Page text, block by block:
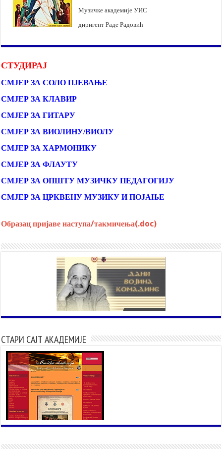
Музичке академије УИС
диригент Раде Радовић
СТУДИРАЈ
СМЈЕР ЗА СОЛО ПЈЕВАЊЕ
СМЈЕР ЗА КЛАВИР
СМЈЕР ЗА ГИТАРУ
СМЈЕР ЗА ВИОЛИНУ/ВИОЛУ
СМЈЕР ЗА ХАРМОНИКУ
СМЈЕР ЗА ФЛАУТУ
СМЈЕР ЗА ОПШТУ МУЗИЧКУ ПЕДАГОГИЈУ
СМЈЕР ЗА ЦРКВЕНУ МУЗИКУ И ПОЈАЊЕ
Образац пријаве наступа/такмичења(.doc)
СТАРИ САЈТ АКАДЕМИЈЕ